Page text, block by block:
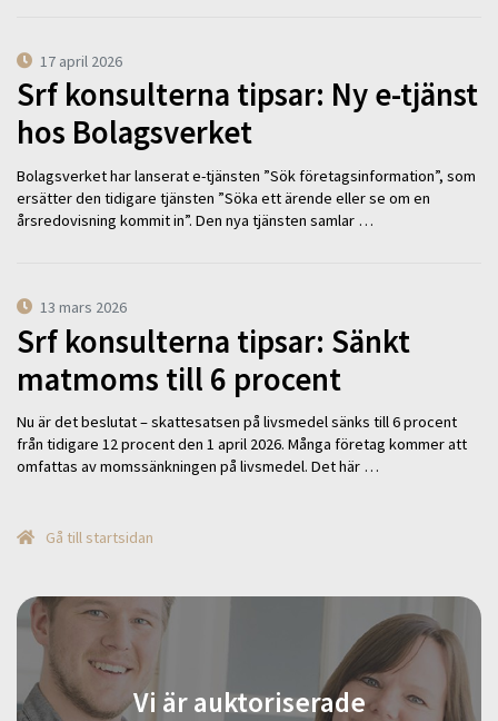
17 april 2026
Srf konsulterna tipsar: Ny e-tjänst
hos Bolagsverket
Bolagsverket har lanserat e-tjänsten ”Sök företagsinformation”, som
ersätter den tidigare tjänsten ”Söka ett ärende eller se om en
årsredovisning kommit in”. Den nya tjänsten samlar …
13 mars 2026
Srf konsulterna tipsar: Sänkt
matmoms till 6 procent
Nu är det beslutat – skattesatsen på livsmedel sänks till 6 procent
från tidigare 12 procent den 1 april 2026. Många företag kommer att
omfattas av momssänkningen på livsmedel. Det här …
Gå till startsidan
Vi är auktoriserade